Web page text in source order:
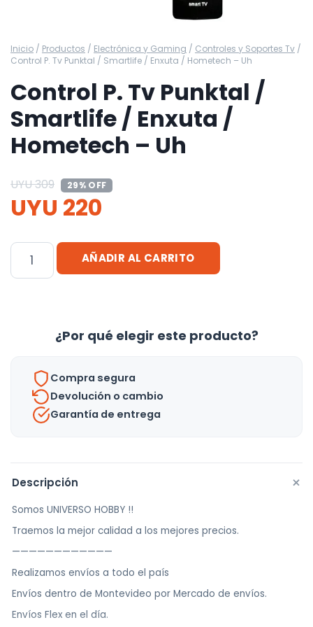
Inicio / Productos / Electrónica y Gaming / Controles y Soportes Tv /
Control P. Tv Punktal / Smartlife / Enxuta / Hometech – Uh
Control P. Tv Punktal /
Smartlife / Enxuta /
Hometech – Uh
UYU309 29% OFF
UYU 220
Control
Smartlife
Enxuta
Hometech
cantidad
AÑADIR AL CARRITO
¿Por qué elegir este producto?
Compra segura
Devolución o cambio
Garantía de entrega
Descripción +
Somos UNIVERSO HOBBY !!
Traemos la mejor calidad a los mejores precios.
————————————
Realizamos envíos a todo el país
Envíos dentro de Montevideo por Mercado de envíos.
Envíos Flex en el día.